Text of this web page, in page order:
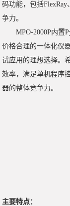
码功能，包括
争力。
MPO-2000P内置
价格合理的一体化仪
试应用的理想选择。
效率，满足单机程序
器的整体竞争力。
主要特点：